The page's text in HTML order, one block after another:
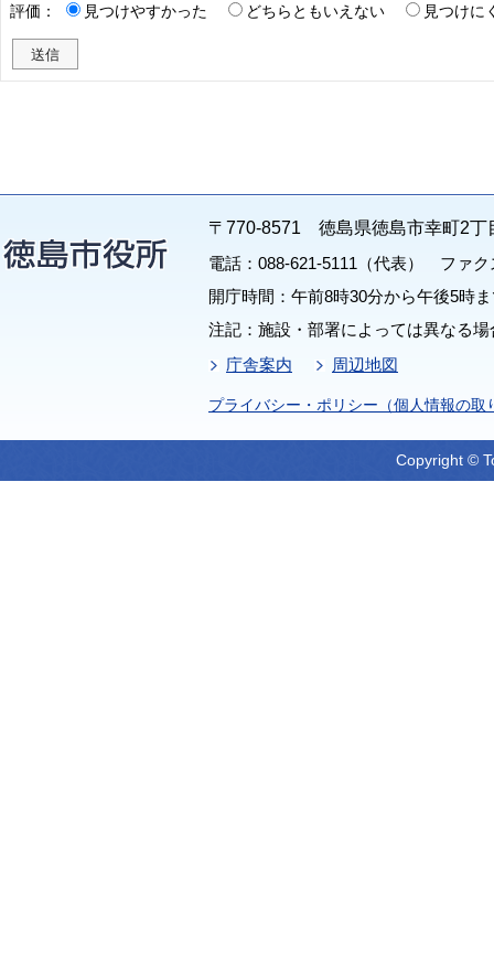
評価：
見つけやすかった どちらともいえない 見つけに
〒770-8571 徳島県徳島市幸町2丁
電話：088-621-5111（代表） ファク
開庁時間：午前8時30分から午後5時
注記：施設・部署によっては異なる
庁舎案内
周辺地図
プライバシー・ポリシー（個人情報の取
Copyright ©